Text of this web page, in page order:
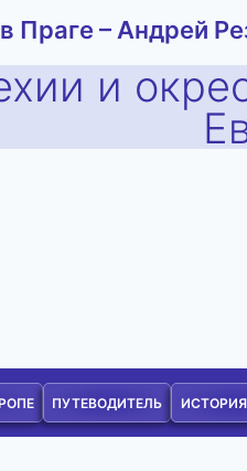
Праге – Андрей
и
ПУТЕВОДИТЕЛЬ